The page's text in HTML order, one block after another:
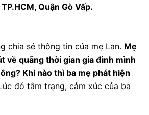
Quận Gò Vấp.
chia sẻ thông tin của mẹ Lan. Mẹ
về quãng thời gian gia đình mình
Khi nào thì ba mẹ phát hiện
đó tâm trạng, cảm xúc của ba